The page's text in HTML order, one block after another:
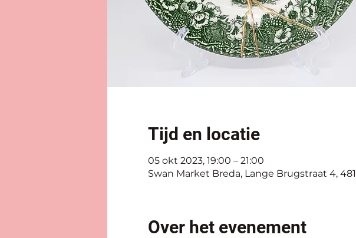
Tijd en locatie
05 okt 2023, 19:00 – 21:00
Swan Market Breda, Lange Brugstraat 4,
Over het evenement